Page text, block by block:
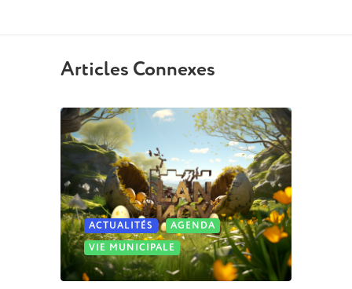
Articles Connexes
ACTUALITÉS
AGENDA
VIE MUNICIPALE